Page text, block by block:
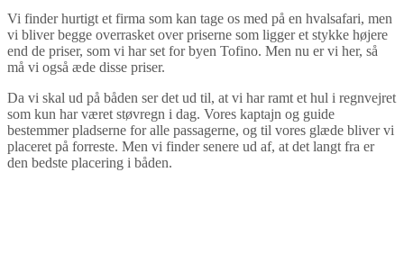
Vi finder hurtigt et firma som kan tage os med på en hvalsafari, men
vi bliver begge overrasket over priserne som ligger et stykke højere
end de priser, som vi har set for byen Tofino. Men nu er vi her, så
må vi også æde disse priser.
Da vi skal ud på båden ser det ud til, at vi har ramt et hul i regnvejret
som kun har været støvregn i dag. Vores kaptajn og guide
bestemmer pladserne for alle passagerne, og til vores glæde bliver vi
placeret på forreste. Men vi finder senere ud af, at det langt fra er
den bedste placering i båden.